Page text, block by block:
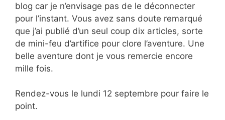
blog car je n’envisage pas de le déconnecter
pour l’instant. Vous avez sans doute remarqué
que j’ai publié d’un seul coup dix articles, sorte
de mini-feu d’artifice pour clore l’aventure. Une
belle aventure dont je vous remercie encore
mille fois.
Rendez-vous le lundi 12 septembre pour faire le
point.